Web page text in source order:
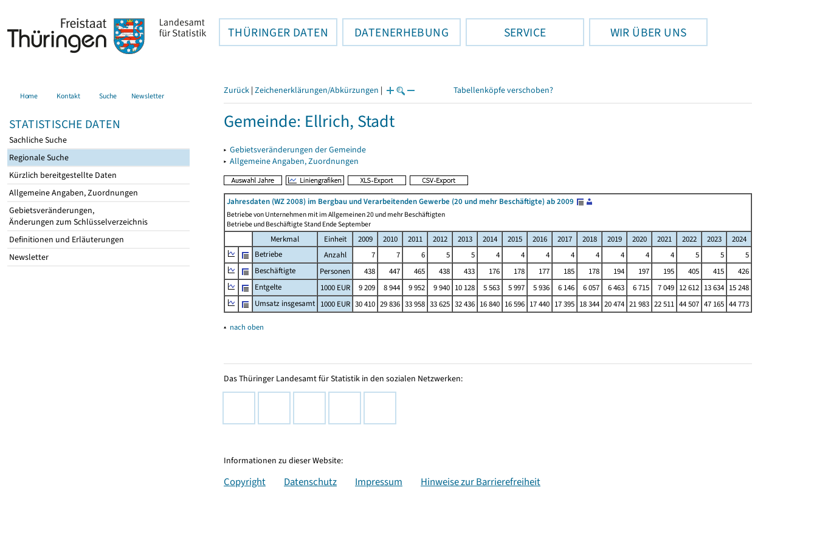
THÜRINGER DATEN DATENERHEBUNG SERVICE WIR ÜBER UNS
Home Kontakt Suche Newsletter
STATISTISCHE DATEN
Sachliche Suche
Regionale Suche
Kürzlich bereitgestellte Daten
Allgemeine Angaben, Zuordnungen
Gebietsveränderungen,
Änderungen zum Schlüsselverzeichnis
Definitionen und Erläuterungen
Newsletter
Zurück | Zeichenerklärungen/Abkürzungen | Tabellenköpfe verschoben?
Gemeinde: Ellrich, Stadt
▸ Gebietsveränderungen der Gemeinde
▸ Allgemeine Angaben, Zuordnungen
Jahresdaten (WZ 2008) im Bergbau und Verarbeitenden Gewerbe (20 und mehr Beschäftigte) ab 2009
Betriebe von Unternehmen mit im Allgemeinen 20 und mehr Beschäftigten
Betriebe und Beschäftigte Stand Ende September
Merkmal Einheit 2009 2010 2011 2012 2013 2014 2015 2016 2017 2018 2019 2020 2021 2022 2023
2024
Betriebe
Anzahl 7 7 6 5 5 4 4 4 4 4 4 4 4 5 5
5
Beschäftigte
Personen 438 447 465 438 433 176 178 177 185 178 194 197 195 405 415
426
Entgelte
1000 EUR 9 209 8 944 9 952 9 940 10 128 5 563 5 997 5 936 6 146 6 057 6 463 6 715 7 049 12 612 13 634 15 248
Umsatz insgesamt 1000 EUR 30 410 29 836 33 958 33 625 32 436 16 840 16 596 17 440 17 395 18 344 20 474 21 983 22 511 44 507 47 165 44 773
▴ nach oben
Das Thüringer Landesamt für Statistik in den sozialen Netzwerken:
Informationen zu dieser Website:
Copyright Datenschutz Impressum Hinweise zur Barrierefreiheit